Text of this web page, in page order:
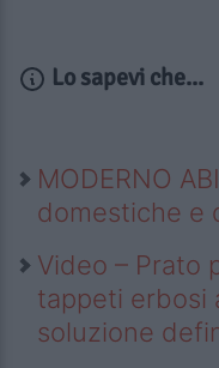
Lo sapevi che...
MODERNO
domestiche e
Video – Prato
tappeti erbosi
soluzione